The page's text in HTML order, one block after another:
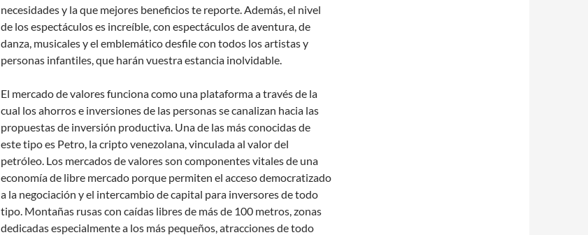
necesidades y la que mejores beneficios te reporte. Además, el nivel
de los espectáculos es increíble, con espectáculos de aventura, de
danza, musicales y el emblemático desfile con todos los artistas y
personas infantiles, que harán vuestra estancia inolvidable.
El mercado de valores funciona como una plataforma a través de la
cual los ahorros e inversiones de las personas se canalizan hacia las
propuestas de inversión productiva. Una de las más conocidas de
este tipo es Petro, la cripto venezolana, vinculada al valor del
petróleo. Los mercados de valores son componentes vitales de una
economía de libre mercado porque permiten el acceso democratizado
a la negociación y el intercambio de capital para inversores de todo
tipo. Montañas rusas con caídas libres de más de 100 metros, zonas
dedicadas especialmente a los más pequeños, atracciones de todo